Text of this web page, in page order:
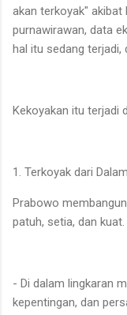
akan terkoyak"
purnawirawan, data
hal itu sedang terjadi,
Kekoyakan itu terjadi
1. Terkoyak dari
Prabowo
patuh, setia, dan
- Di dalam lingkaran
kepentingan, dan